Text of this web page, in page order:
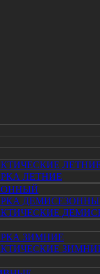
ЛЕТНИЕ
ЗИМНИЕ